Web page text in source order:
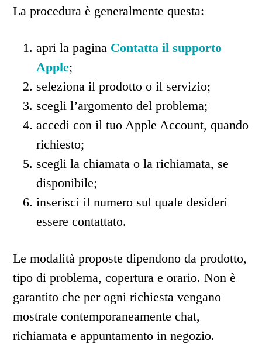
La procedura è generalmente questa:
apri la pagina Contatta il supporto
Apple;
seleziona il prodotto o il servizio;
scegli l’argomento del problema;
accedi con il tuo Apple Account, quando
richiesto;
scegli la chiamata o la richiamata, se
disponibile;
inserisci il numero sul quale desideri
essere contattato.
Le modalità proposte dipendono da prodotto,
tipo di problema, copertura e orario. Non è
garantito che per ogni richiesta vengano
mostrate contemporaneamente chat,
richiamata e appuntamento in negozio.